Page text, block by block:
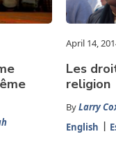
April 14,
Les
religion
ByLarry
English